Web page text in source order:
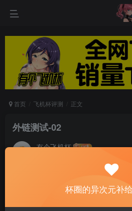
首页 飞机杯评测 正文
外链测试-02
有个飞机杯
杯圈的异次元补